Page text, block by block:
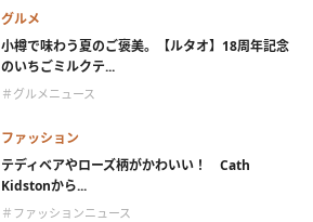
グルメ
小樽で味わう夏のご褒美。【ルタオ】18周年記念
のいちごミルクテ...
＃グルメニュース
ファッション
テディベアやローズ柄がかわいい！ Cath
Kidstonから...
＃ファッションニュース